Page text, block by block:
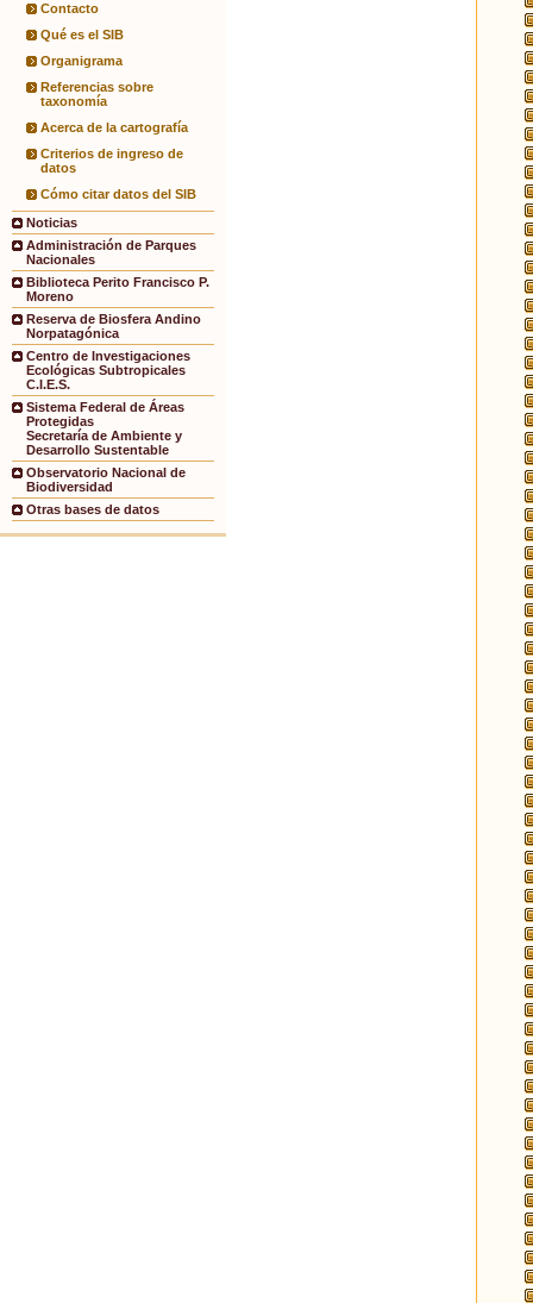
Contacto
Qué es el SIB
Organigrama
Referencias sobre
taxonomía
Acerca de la cartografía
Criterios de ingreso de
datos
Cómo citar datos del SIB
Noticias
Administración de Parques
Nacionales
Biblioteca Perito Francisco P.
Moreno
Reserva de Biosfera Andino
Norpatagónica
Centro de Investigaciones
Ecológicas Subtropicales
C.I.E.S.
Sistema Federal de Áreas
Protegidas
Secretaría de Ambiente y
Desarrollo Sustentable
Observatorio Nacional de
Biodiversidad
Otras bases de datos